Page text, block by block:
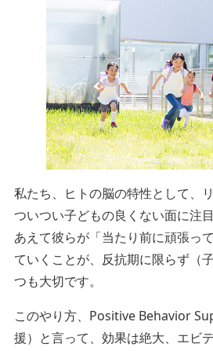
私たち、ヒトの脳の特性として、
ついつい子どもの良くない面に注
あえて彼らが「当たり前に頑張っ
ていくことが、反抗期に限らず（
つも大切です。
このやり方、Positive Behavior
援）と言って、効果は絶大、エビ